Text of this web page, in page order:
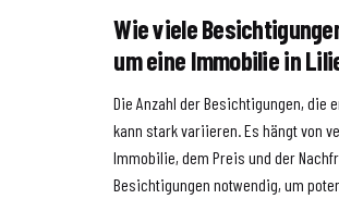
Wie viele
um eine Immobilie in
Die Anzahl der Besichtigungen, die
kann stark variieren. Es hängt von
Immobilie, dem Preis und der
Besichtigungen notwendig, um